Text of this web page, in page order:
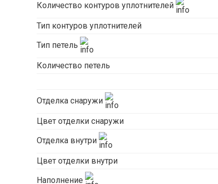
Количество контуров уплотнителей
Тип контуров уплотнителей
Тип петель
Количество петель
Отделка снаружи
Цвет отделки снаружи
Отделка внутри
Цвет отделки внутри
Наполнение